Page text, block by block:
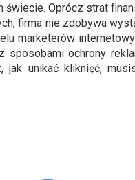
świecie. Oprócz strat
firma nie zdobywa
marketerów
sposobami ochrony
jak unikać kliknięć,